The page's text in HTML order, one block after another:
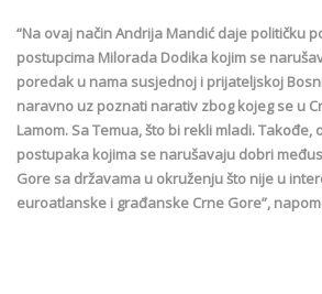
“Na ovaj način Andrija Mandić daje političku
postupcima Milorada Dodika kojim se
poredak u nama susjednoj i prijateljskoj
naravno uz poznati narativ zbog kojeg se u
Lamom. Sa Temua, što bi rekli mladi. Takođe,
postupaka kojima se narušavaju dobri
Gore sa državama u okruženju što nije u
euroatlanske i građanske Crne Gore”,